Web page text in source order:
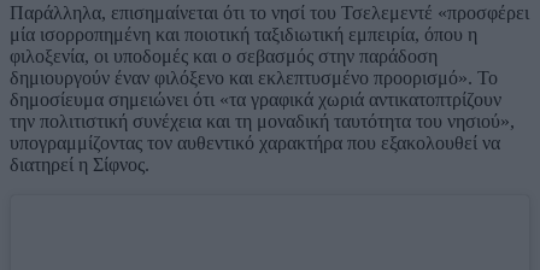
Παράλληλα, επισημαίνεται ότι το νησί του Τσελεμεντέ «προσφέρει
μία ισορροπημένη και ποιοτική ταξιδιωτική εμπειρία, όπου η
φιλοξενία, οι υποδομές και ο σεβασμός στην παράδοση
δημιουργούν έναν φιλόξενο και εκλεπτυσμένο προορισμό». Το
δημοσίευμα σημειώνει ότι «τα γραφικά χωριά αντικατοπτρίζουν
την πολιτιστική συνέχεια και τη μοναδική ταυτότητα του νησιού»,
υπογραμμίζοντας τον αυθεντικό χαρακτήρα που εξακολουθεί να
διατηρεί η Σίφνος.